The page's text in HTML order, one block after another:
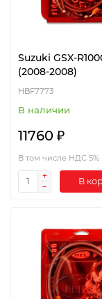
Suzuki GSX-
(2008-2008)
HBF7773
В наличии
11760 ₽
В том числе НДС 5%
В